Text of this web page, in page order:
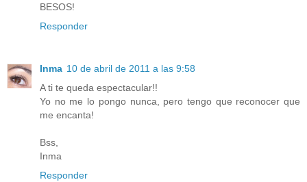
BESOS!
Responder
Inma 10 de abril de 2011 a las 9:58
A ti te queda espectacular!!
Yo no me lo pongo nunca, pero tengo que reconocer que
me encanta!
Bss,
Inma
Responder